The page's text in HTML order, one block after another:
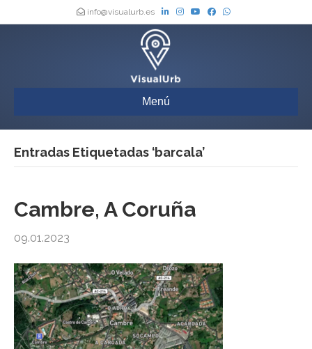
info@visualurb.es
Menú
Entradas Etiquetadas ‘barcala’
Cambre, A Coruña
09.01.2023